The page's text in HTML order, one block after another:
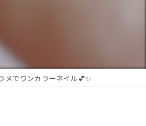
メでワンカラーネイル💕✨